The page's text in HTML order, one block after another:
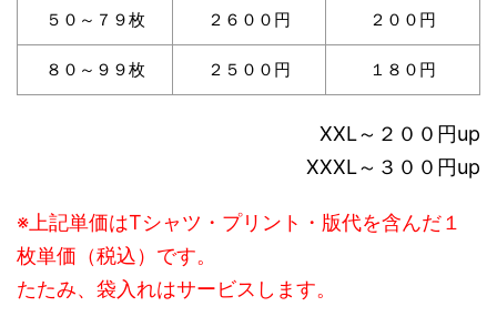
５０～７９枚 ２６００円 ２００円
８０～９９枚 ２５００円 １８０円
XXL～２００円up
XXXL～３００円up
※上記単価はTシャツ・プリント・版代を含んだ１
枚単価（税込）です。
たたみ、袋入れはサービスします。